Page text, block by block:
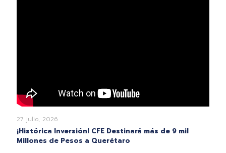
27 julio, 2026
¡Histórica Inversión! CFE Destinará más de 9 mil
Millones de Pesos a Querétaro